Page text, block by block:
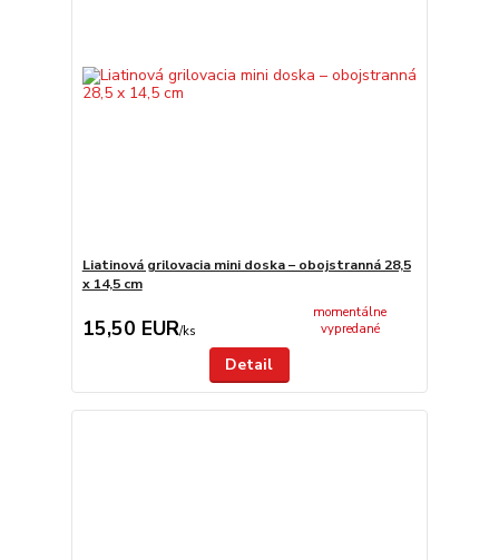
Liatinová grilovacia mini doska – obojstranná 28,5
x 14,5 cm
15,50 EUR/ks
momentálne
vypredané
Detail